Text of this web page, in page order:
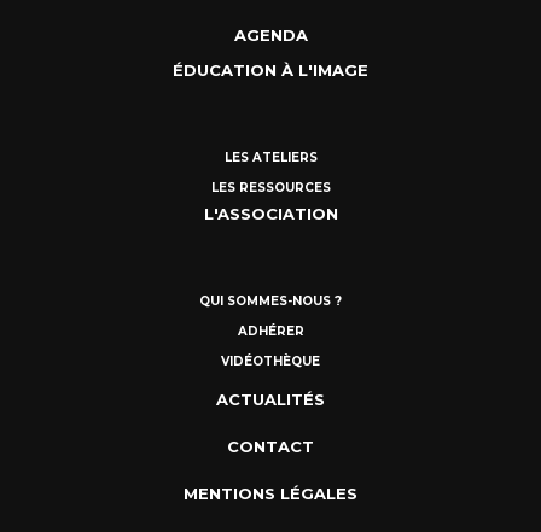
AGENDA
ÉDUCATION À L'IMAGE
LES ATELIERS
LES RESSOURCES
L'ASSOCIATION
QUI SOMMES-NOUS ?
ADHÉRER
VIDÉOTHÈQUE
ACTUALITÉS
CONTACT
MENTIONS LÉGALES